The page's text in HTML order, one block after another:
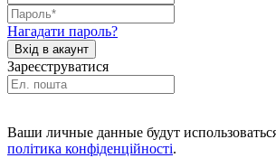
Нагадати пароль?
Зареєструватися
Ваши личные данные будут
політика конфіденційності.